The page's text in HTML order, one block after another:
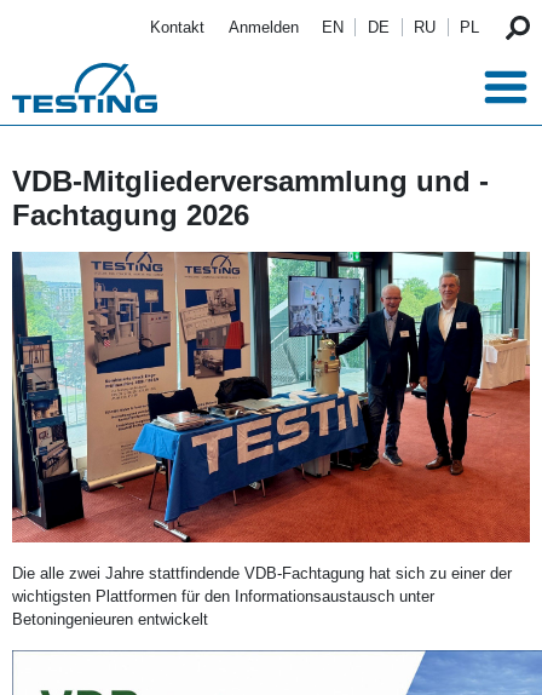
Kontakt Anmelden EN DE RU PL
VDB-Mitgliederversammlung und -
Fachtagung 2026
Die alle zwei Jahre stattfindende VDB-Fachtagung hat sich zu einer der
wichtigsten Plattformen für den Informationsaustausch unter
Betoningenieuren entwickelt